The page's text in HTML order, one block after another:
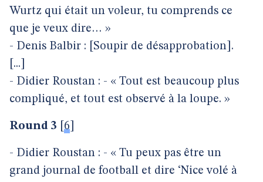
Wurtz qui était un voleur, tu comprends ce
que je veux dire… »
- Denis Balbir : [Soupir de désapprobation].
[...]
- Didier Roustan : - « Tout est beaucoup plus
compliqué, et tout est observé à la loupe. »
Round 3 6
- Didier Roustan : - « Tu peux pas être un
grand journal de football et dire ‘Nice volé à